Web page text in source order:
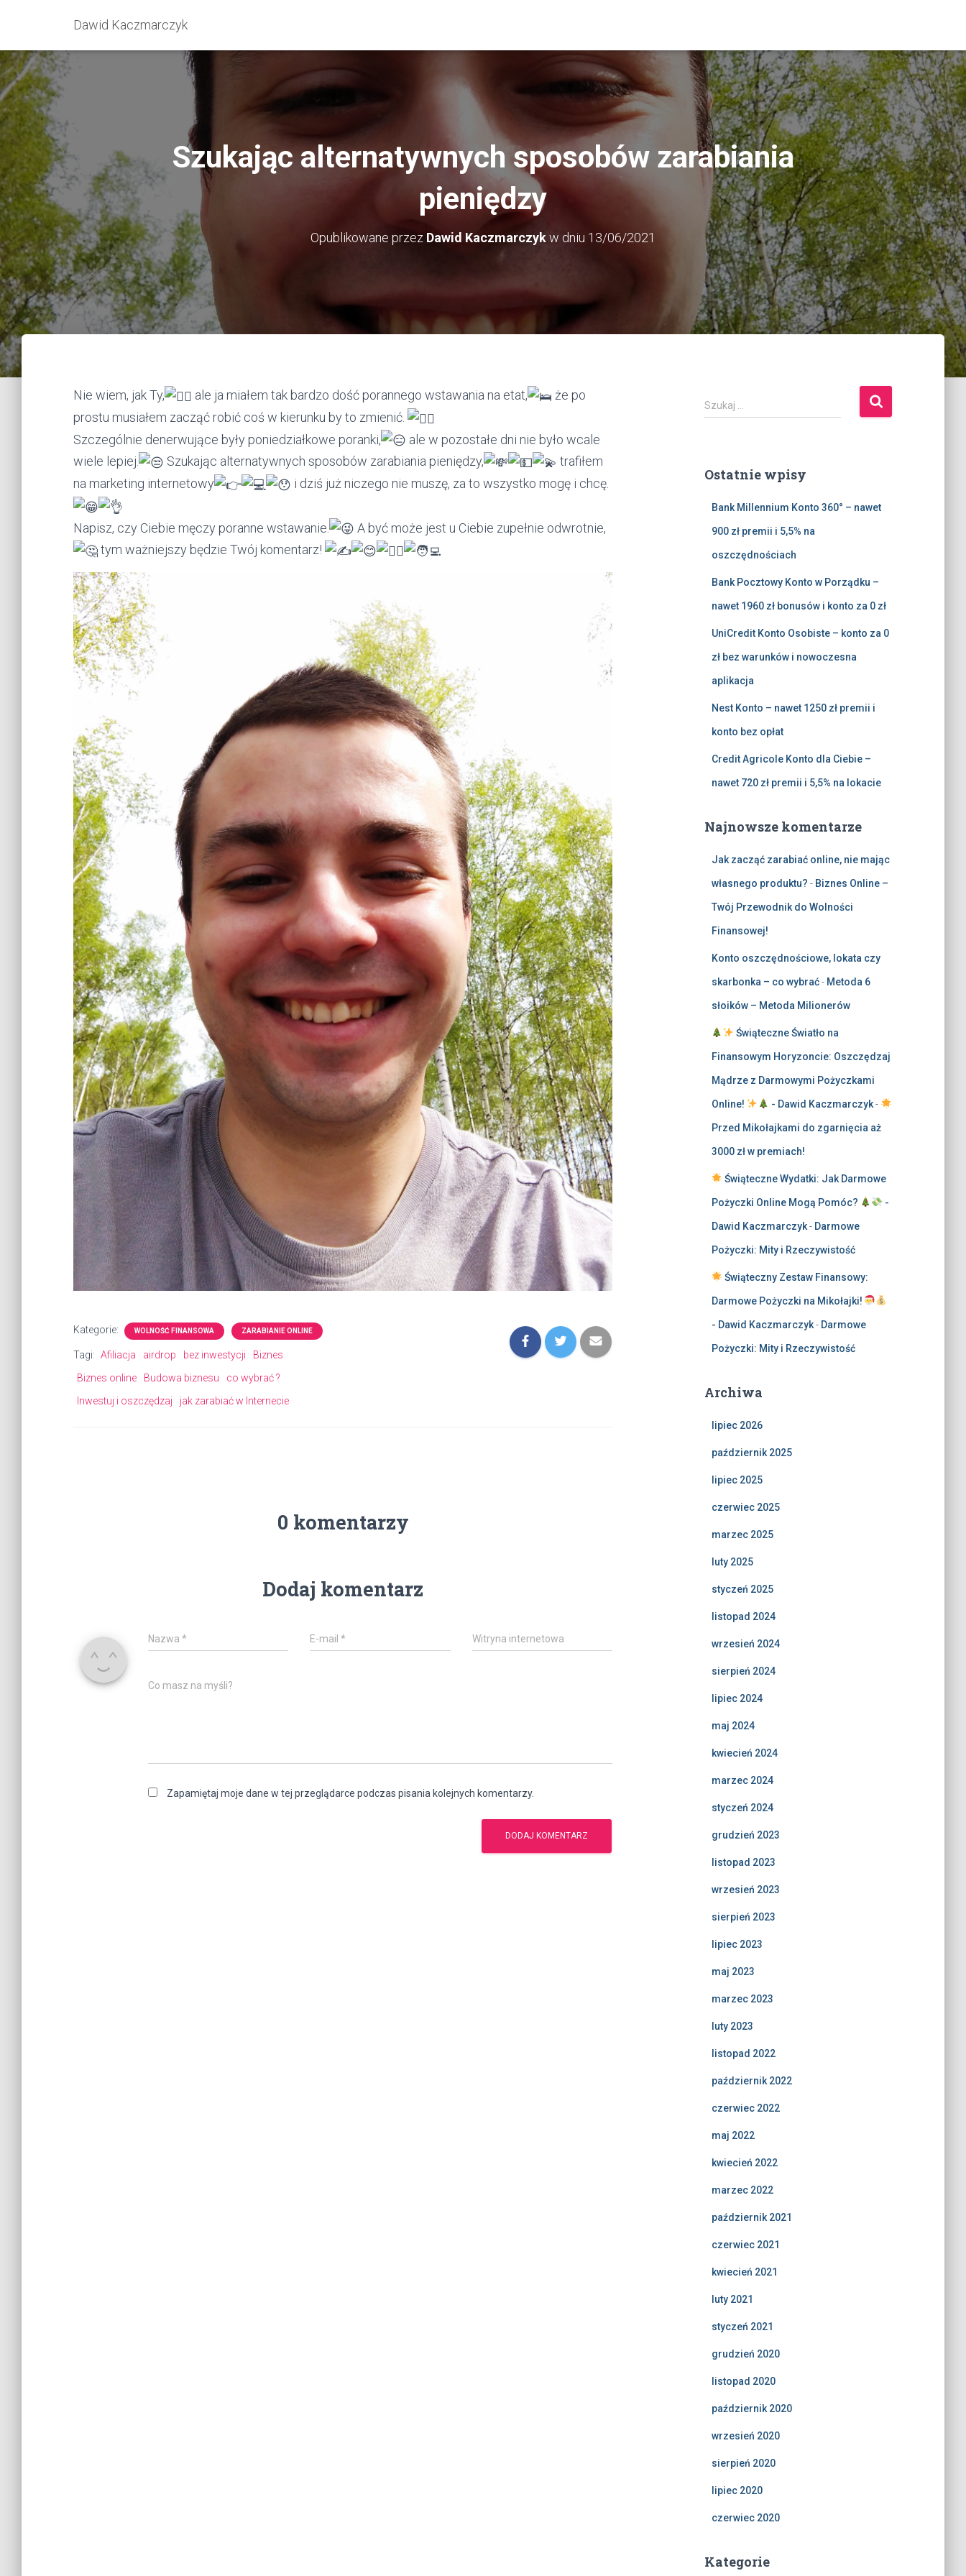
Dawid Kaczmarczyk
Szukając alternatywnych sposobów zarabiania
pieniędzy
Opublikowane przez Dawid Kaczmarczykw dniu 13/06/2021
Nie wiem, jak Ty, ale ja miałem tak bardzo dość porannego wstawania na etat,
że po
prostu musiałem zacząć robić coś w kierunku by to zmienić.
Szczególnie denerwujące były poniedziałkowe poranki,
ale w pozostałe dni nie było wcale
wiele lepiej.
Szukając alternatywnych sposobów zarabiania pieniędzy,
trafiłem
na marketing internetowy
i dziś już niczego nie muszę, za to wszystko mogę i chcę.
Napisz, czy Ciebie męczy poranne wstawanie.
A być może jest u Ciebie zupełnie odwrotnie,
tym ważniejszy będzie Twój komentarz!
Kategorie: WOLNOŚĆ FINANSOWA ZARABIANIE ONLINE
Tagi: Afiliacja airdrop bez inwestycji
Biznes
Biznes online
Budowa biznesu
co wybrać ?
Inwestuj i oszczędzaj
jak zarabiać w Internecie
0 komentarzy
Dodaj komentarz
Nazwa * E-mail* Witryna internetowa
Co masz na myśli?
Zapamiętaj moje dane w tej przeglądarce podczas pisania kolejnych komentarzy.
S
z
j
Szukaj …
Ostatnie wpisy
Bank Millennium Konto 360° – nawet
900 zł premii i 5,5% na
oszczędnościach
Bank Pocztowy Konto w Porządku –
nawet 1960 zł bonusów i konto za 0 zł
UniCredit Konto Osobiste – konto za 0
zł bez warunków i nowoczesna
aplikacja
Nest Konto – nawet 1250 zł premii i
konto bez opłat
Credit Agricole Konto dla Ciebie –
nawet 720 zł premii i 5,5% na lokacie
Najnowsze komentarze
Jak zacząć zarabiać online, nie mając
własnego produktu? - Biznes Online –
Twój Przewodnik do Wolności
Finansowej!
Konto oszczędnościowe, lokata czy
skarbonka – co wybrać- Metoda 6
słoików – Metoda Milionerów
Świąteczne Światło na
Finansowym Horyzoncie: Oszczędzaj
Mądrze z Darmowymi Pożyczkami
Online! - Dawid Kaczmarczyk-
Przed Mikołajkami do zgarnięcia aż
3000 zł w premiach!
Świąteczne Wydatki: Jak Darmowe
Pożyczki Online Mogą Pomóc? -
Dawid Kaczmarczyk- Darmowe
Pożyczki: Mity i Rzeczywistość
Świąteczny Zestaw Finansowy:
Darmowe Pożyczki na Mikołajki!
- Dawid Kaczmarczyk- Darmowe
Pożyczki: Mity i Rzeczywistość
Archiwa
lipiec 2026
październik 2025
lipiec 2025
czerwiec 2025
marzec 2025
luty 2025
styczeń 2025
listopad 2024
wrzesień 2024
sierpień 2024
lipiec 2024
maj 2024
kwiecień 2024
marzec 2024
styczeń 2024
grudzień 2023
listopad 2023
wrzesień 2023
sierpień 2023
lipiec 2023
maj 2023
marzec 2023
luty 2023
listopad 2022
październik 2022
czerwiec 2022
maj 2022
kwiecień 2022
marzec 2022
październik 2021
czerwiec 2021
kwiecień 2021
luty 2021
styczeń 2021
grudzień 2020
listopad 2020
październik 2020
wrzesień 2020
sierpień 2020
lipiec 2020
czerwiec 2020
Kategorie